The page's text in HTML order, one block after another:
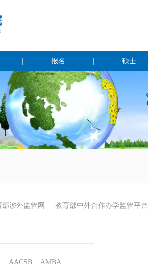
报名 硕士
部涉外监管网 教育部中外合作办学监管平台
AACSB AMBA